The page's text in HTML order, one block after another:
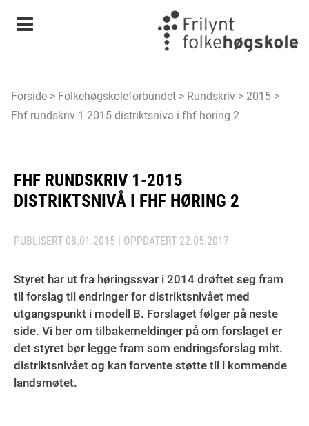
Meny
Forside > Folkehøgskoleforbundet > Rundskriv > 2015 >
Fhf rundskriv 1 2015 distriktsniva i fhf horing 2
FHF RUNDSKRIV 1-2015
DISTRIKTSNIVÅ I FHF HØRING 2
PUBLISERT 08.01.2015 | OPPDATERT 22.05.2017
Styret har ut fra høringssvar i 2014 drøftet seg fram
til forslag til endringer for distriktsnivået med
utgangspunkt i modell B. Forslaget følger på neste
side. Vi ber om tilbakemeldinger på om forslaget er
det styret bør legge fram som endringsforslag mht.
distriktsnivået og kan forvente støtte til i kommende
landsmøtet.